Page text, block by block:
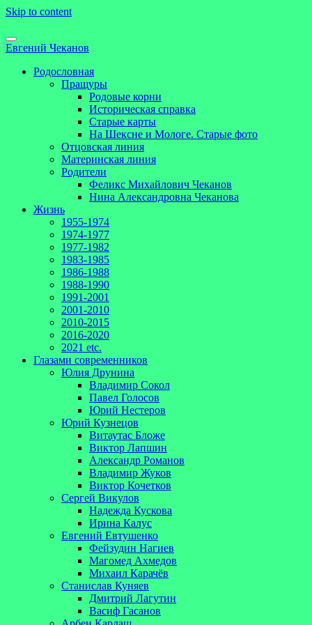
Skip to content
Евгений Чеканов
Родословная
Пращуры
Родовые корни
Историческая справка
Старые карты
На Шексне и Мологе. Старые фото
Отцовская линия
Материнская линия
Родители
Феликс Михайлович Чеканов
Нина Александровна Чеканова
Жизнь
1955-1974
1974-1977
1977-1982
1983-1985
1986-1988
1988-1990
1991-2001
2001-2010
2010-2015
2016-2020
2021 etc.
Глазами современников
Юлия Друнина
Владимир Сокол
Павел Голосов
Юрий Нестеров
Юрий Кузнецов
Витаутас Бложе
Виктор Лапшин
Александр Романов
Владимир Жуков
Виктор Кочетков
Сергей Викулов
Надежда Кускова
Ирина Калус
Евгений Евтушенко
Фейзудин Нагиев
Магомед Ахмедов
Михаил Карачёв
Станислав Куняев
Дмитрий Лагутин
Васиф Гасанов